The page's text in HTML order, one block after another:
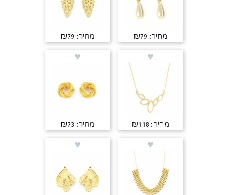
מחיר: ₪79 מחיר: ₪79
מחיר: ₪118 מחיר: ₪73